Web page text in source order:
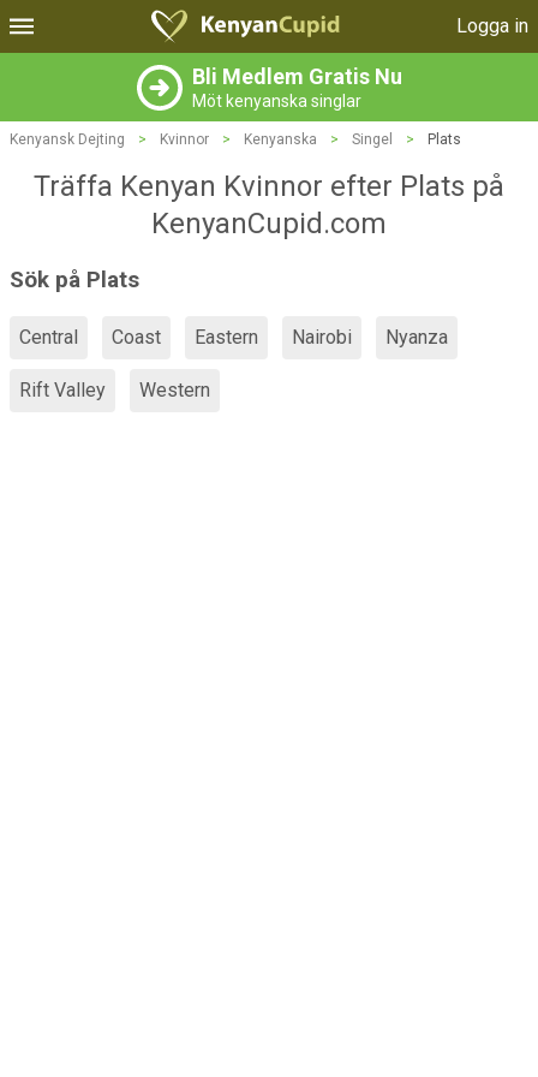
Logga in
Bli Medlem Gratis Nu
Möt kenyanska singlar
Kenyansk Dejting > Kvinnor > Kenyanska > Singel > Plats
Träffa Kenyan Kvinnor efter Plats på
KenyanCupid.com
Sök på Plats
Central Coast Eastern Nairobi Nyanza
Rift Valley Western